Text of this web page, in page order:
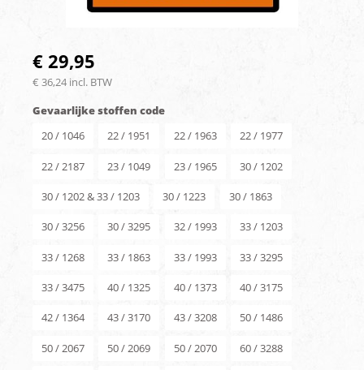
€ 29,95
€ 36,24 incl. BTW
Gevaarlijke stoffen code
20 / 1046
22 / 1951 22 / 1963 22 / 1977
22 / 2187 23 / 1049 23 / 1965 30 / 1202
30 / 1202 & 33 / 1203 30 / 1223 30 / 1863
30 / 3256 30 / 3295 32 / 1993 33 / 1203
33 / 1268 33 / 1863 33 / 1993 33 / 3295
33 / 3475 40 / 1325 40 / 1373 40 / 3175
42 / 1364 43 / 3170 43 / 3208 50 / 1486
50 / 2067 50 / 2069 50 / 2070 60 / 3288